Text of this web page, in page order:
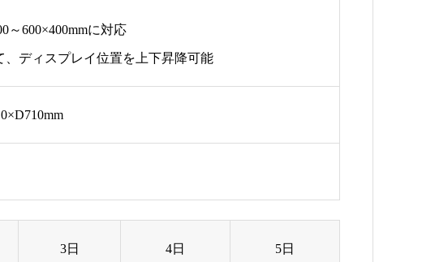
～600×400mmに対応
ディスプレイ位置を上下昇降可能
3日 4日 5日